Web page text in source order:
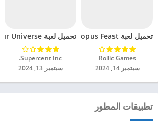
تحميل لعبة Octopus Feast مهكرة للاندرويد 2024
Rollic Games‏
سبتمبر 14, 2024
تحميل لعبة Dinosaur Universe مهكرة للاندرويد 2024
Supercent Inc.‏
سبتمبر 13, 2024
تطبيقات المطور